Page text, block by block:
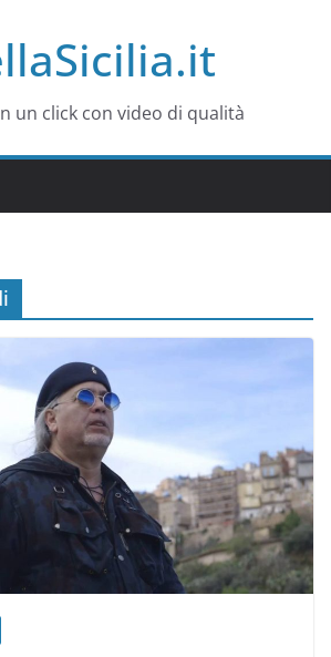
un click con video di qualità